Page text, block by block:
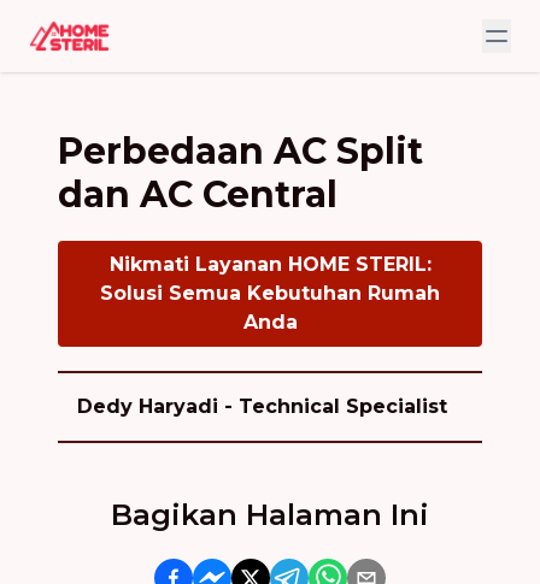
Perbedaan AC Split
dan AC Central
Nikmati Layanan HOME STERIL:
Solusi Semua Kebutuhan Rumah
Anda
Dedy Haryadi - Technical Specialist
Bagikan Halaman Ini